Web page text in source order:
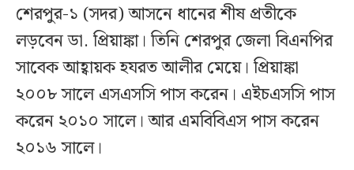
শেরপুর-১ (সদর) আসনে ধানের শীষ প্রতীকে
লড়বেন ডা. প্রিয়াঙ্কা। তিনি শেরপুর জেলা বিএনপির
সাবেক আহ্বায়ক হযরত আলীর মেয়ে। প্রিয়াঙ্কা
২০০৮ সালে এসএসসি পাস করেন। এইচএসসি পাস
করেন ২০১০ সালে। আর এমবিবিএস পাস করেন
২০১৬ সালে।